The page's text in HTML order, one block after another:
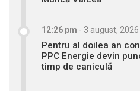
12:26 pm - 3 august, 2026
Pentru al doilea an
PPC Energie devin
timp de caniculă